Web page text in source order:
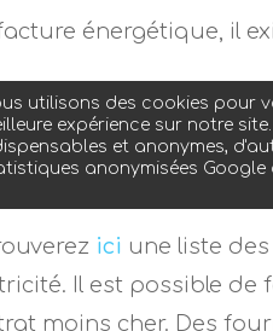
énergétique, il
d’énergie plus
à la
fournisseur
en compte une
ici une liste
Il est possible
moins cher. Des
utilisons des cookies pour
expérience sur notre
et anonymes,
anonymisées Google